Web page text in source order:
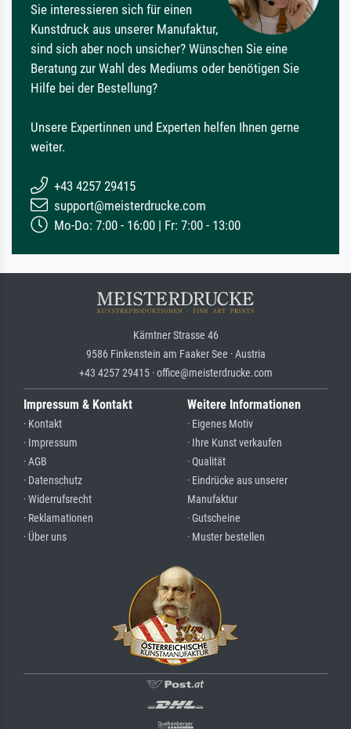
Sie interessieren sich für einen
Kunstdruck aus unserer Manufaktur,
sind sich aber noch unsicher? Wünschen Sie eine
Beratung zur Wahl des Mediums oder benötigen Sie
Hilfe bei der Bestellung?
Unsere Expertinnen und Experten helfen Ihnen gerne
weiter.
+43 4257 29415
support@meisterdrucke.com
Mo-Do: 7:00 - 16:00 | Fr: 7:00 - 13:00
Kärntner Strasse 46
9586 Finkenstein am Faaker See · Austria
+43 4257 29415 · office@meisterdrucke.com
Impressum & Kontakt
· Kontakt
· Impressum
· AGB
· Datenschutz
· Widerrufsrecht
· Reklamationen
· Über uns
Weitere Informationen
· Eigenes Motiv
· Ihre Kunst verkaufen
· Qualität
· Eindrücke aus unserer
Manufaktur
· Gutscheine
· Muster bestellen